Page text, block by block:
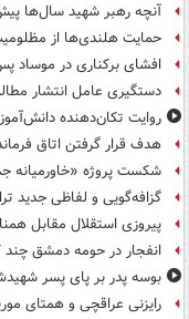
آنچه رهبر شهید سال‌ها
حمایت هلندی‌ها از
افشای برکناری در موساد
دستگیری عامل انتشار
روایت تکان‌دهنده
هدف قرار گرفتن اتاق‌
شکست پروژه «خاورمیانه
گزافه‌گویی و لفاظی جدید
پیروزی استقلال مقابل
انفجار در حومه دمشق
بوسه‌ پدر بر پای پسر
رایزنی عراقچی و همتای